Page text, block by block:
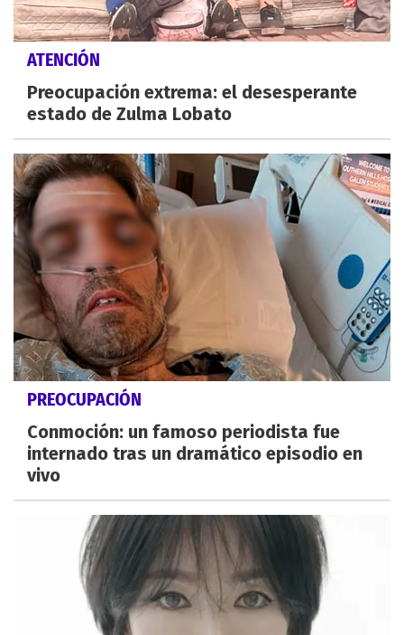
ATENCIÓN
Preocupación extrema: el desesperante
estado de Zulma Lobato
PREOCUPACIÓN
Conmoción: un famoso periodista fue
internado tras un dramático episodio en
vivo